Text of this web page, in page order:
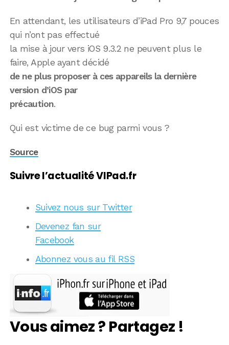
En attendant, les utilisateurs d’iPad Pro 9,7 pouces
qui n’ont pas effectué
la mise à jour vers iOS 9.3.2 ne peuvent plus le
faire, Apple ayant décidé
de ne plus proposer à ces appareils la dernière
version d’iOS par
précaution.
Qui est victime de ce bug parmi vous ?
Source
Suivre l’actualité VIPad.fr
Suivez nous sur Twitter
Devenez fan sur
Facebook
Abonnez vous au fil RSS
Vous aimez ? Partagez !